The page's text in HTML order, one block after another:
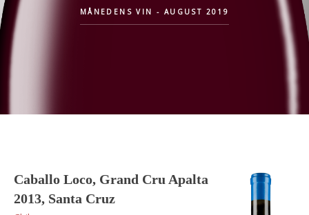
MÅNEDENS VIN - AUGUST 2019
Caballo Loco, Grand Cru Apalta
2013, Santa Cruz